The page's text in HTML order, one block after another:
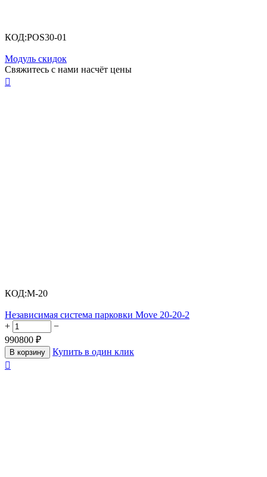
КОД:POS30-01
Модуль скидок
Свяжитесь с нами насчёт цены

КОД:M-20
Независимая система парковки Move 20-20-2
+
−
990800 ₽
В корзину
Купить в один клик
